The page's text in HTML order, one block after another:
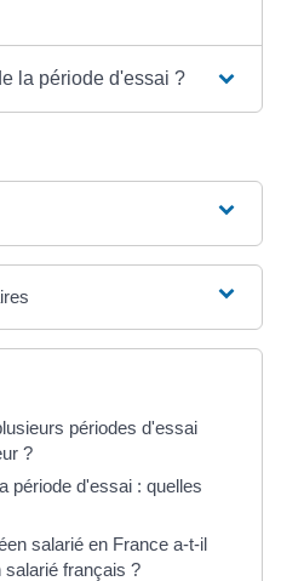
la période d'essai ?
périodes d'essai
?
période d'essai : quelles
salarié en France a-t-il
français ?